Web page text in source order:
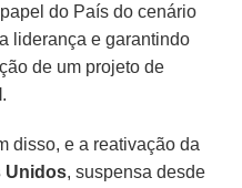
do País do cenário
liderança e garantindo
de um projeto de
.
disso, e a reativação da
Unidos, suspensa desde